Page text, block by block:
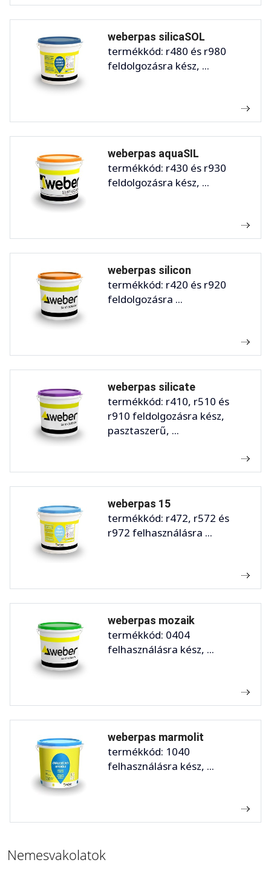
weberpas silicaSOL
termékkód: r480 és r980
feldolgozásra kész, ...
weberpas aquaSIL
termékkód: r430 és r930
feldolgozásra kész, ...
weberpas silicon
termékkód: r420 és r920
feldolgozásra ...
weberpas silicate
termékkód: r410, r510 és
r910 feldolgozásra kész,
pasztaszerű, ...
weberpas 15
termékkód: r472, r572 és
r972 felhasználásra ...
weberpas mozaik
termékkód: 0404
felhasználásra kész, ...
weberpas marmolit
termékkód: 1040
felhasználásra kész, ...
Nemesvakolatok